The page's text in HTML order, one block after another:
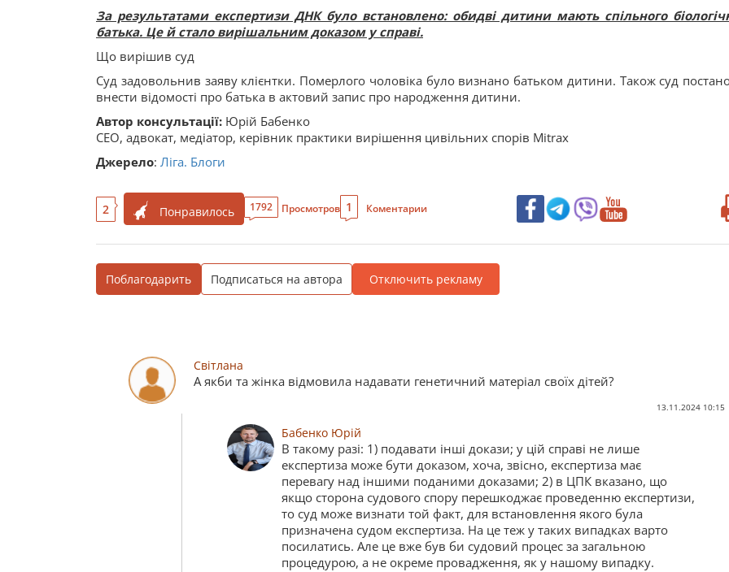
За результатами експертизи ДНК було встановлено: обидві дитини мають спільного
батька. Це й стало вирішальним доказом у справі.
Що вирішив суд
Суд задовольнив заяву клієнтки. Померлого чоловіка було визнано батьком дитини. Також суд
внести відомості про батька в актовий запис про народження дитини.
Автор консультації: Юрій Бабенко
СЕО, адвокат, медіатор, керівник практики вирішення цивільних спорів Mitrax
Джерело: Ліга. Блоги
2 Понравилось 1792 Просмотров 1 Коментарии
Поблагодарить Подписаться на автора Отключить рекламу
Світлана
А якби та жінка відмовила надавати генетичний матеріал своїх дітей?
13.11.2024 10:15
Бабенко Юрій
В такому разі: 1) подавати інші докази; у цій справі не лише
експертиза може бути доказом, хоча, звісно, експертиза має
перевагу над іншими поданими доказами; 2) в ЦПК вказано, що
якщо сторона судового спору перешкоджає проведенню експертизи,
то суд може визнати той факт, для встановлення якого була
призначена судом експертиза. На це теж у таких випадках варто
посилатись. Але це вже був би судовий процес за загальною
процедурою, а не окреме провадження, як у нашому випадку.